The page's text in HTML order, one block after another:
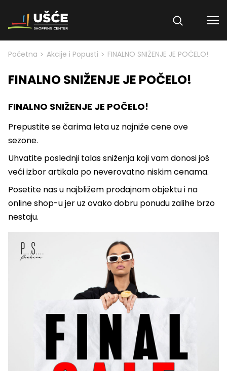
Skip to content
Početna > Akcije i Popusti > FINALNO SNIŽENJE JE POČELO!
FINALNO SNIŽENJE JE POČELO!
FINALNO SNIŽENJE JE POČELO!
Prepustite se čarima leta uz najniže cene ove
sezone.
Uhvatite poslednji talas sniženja koji vam donosi još
veći izbor artikala po neverovatno niskim cenama.
Posetite nas u najbližem prodajnom objektu i na
online shop-u jer uz ovako dobru ponudu zalihe brzo
nestaju.